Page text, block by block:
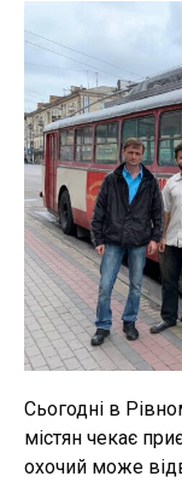
Сьогодні в
містян чекає
охочий може